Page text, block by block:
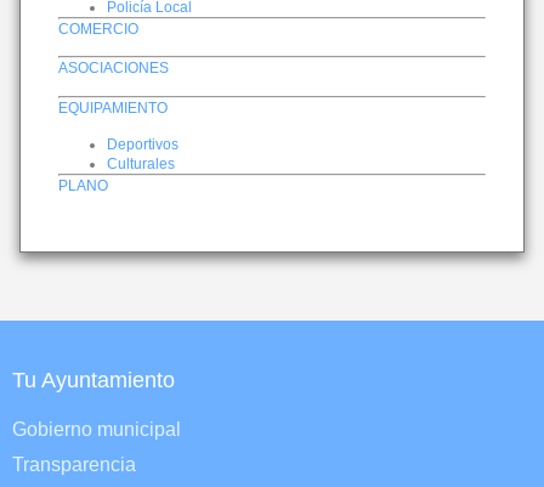
Policía Local
COMERCIO
ASOCIACIONES
EQUIPAMIENTO
Deportivos
Culturales
PLANO
Tu Ayuntamiento
Gobierno municipal
Transparencia